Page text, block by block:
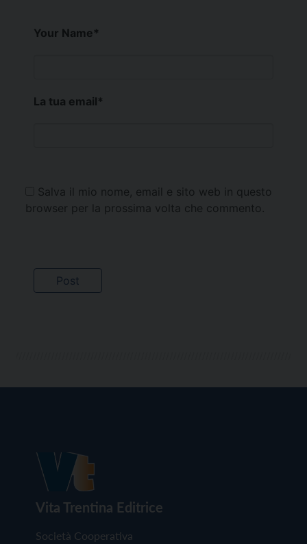
Your Name*
La tua email*
Salva il mio nome, email e sito web in questo
browser per la prossima volta che commento.
Vita Trentina Editrice
Società Cooperativa